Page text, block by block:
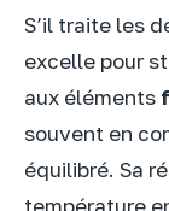
S’il traite les
excelle pour
aux éléments
souvent en
équilibré. Sa
température